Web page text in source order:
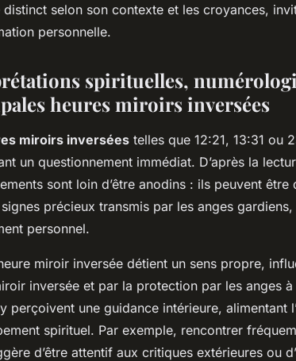
distinct selon son contexte et les croyances,
personnelle.
spirituelles,
heures miroirs inversées
miroirs inversées telles que 12:21, 13:31 ou
un questionnement immédiat. D’après la
sont loin d’être anodins : ils peuvent
précieux transmis par les anges
personnel.
miroir inversée détient un sens propre,
inversée et par la protection par les anges
perçoivent une guidance intérieure, alimentant
spirituel. Par exemple, rencontrer
d’être attentif aux critiques extérieures ou